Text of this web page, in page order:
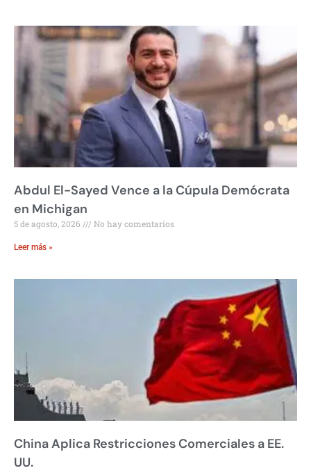
Abdul El-Sayed Vence a la Cúpula Demócrata
en Michigan
5 de agosto, 2026 No hay comentarios
Leer más »
China Aplica Restricciones Comerciales a EE.
UU.